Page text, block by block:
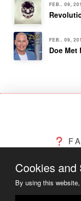
FEB.. 09,
FEB.. 09,
Doe Met
Cookies and
By using this